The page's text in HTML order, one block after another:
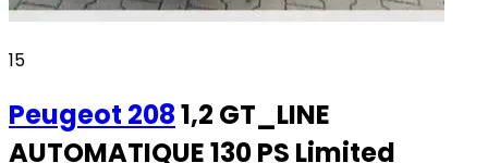
15
Peugeot 2081,2 GT_LINE
AUTOMATIQUE 130 PS Limited